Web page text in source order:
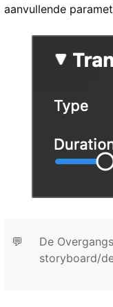
aanvullende
💬
De
storyboard/